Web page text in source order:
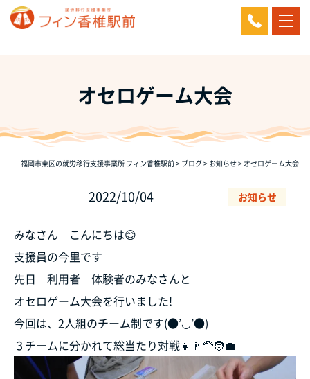
オセロゲーム大会
福岡市東区の就労移行支援事業所 フィン香椎駅前> ブログ> お知らせ> オセロゲーム大会
2022/10/04 お知らせ
みなさん こんにちは😊
支援員の今里です
先日 利用者 体験者のみなさんと
オセロゲーム大会を行いました!
今回は、2人組のチーム制です(●’◡’●)
３チームに分かれて総当たり対戦👧👨‍🦰🧑‍💼